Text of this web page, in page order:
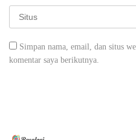
Simpan nama, email, dan situs
komentar saya berikutnya.